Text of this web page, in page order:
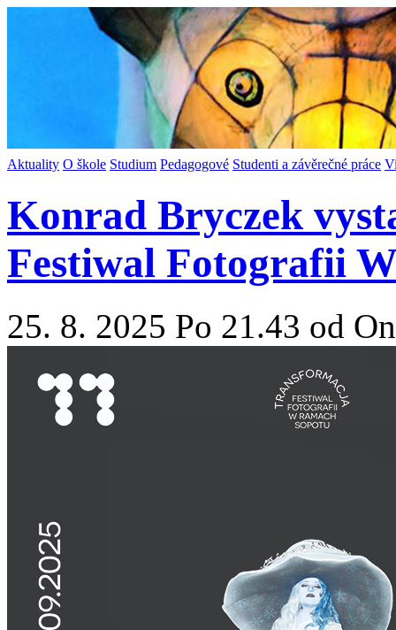
Aktuality O škole Studium Pedagogové Studenti a závěrečné práce
Konrad Bryczek
Festiwal Fotografii
25. 8. 2025 Po 21.43 od